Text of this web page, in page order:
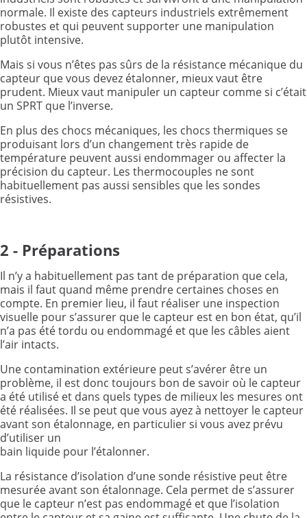
normale. Il existe des capteurs industriels extrêmement
robustes et qui peuvent supporter une manipulation
plutôt intensive.
Mais si vous n’êtes pas sûrs de la résistance mécanique du
capteur que vous devez étalonner, mieux vaut être
prudent. Mieux vaut manipuler un capteur comme si c’était
un SPRT que l’inverse.
En plus des chocs mécaniques, les chocs thermiques se
produisant lors d’un changement très rapide de
température peuvent aussi endommager ou affecter la
précision du capteur. Les thermocouples ne sont
habituellement pas aussi sensibles que les sondes
résistives.
2 - Préparations
Il n’y a habituellement pas tant de préparation que cela,
mais il faut quand même prendre certaines choses en
compte. En premier lieu, il faut réaliser une inspection
visuelle pour s’assurer que le capteur est en bon état, qu’il
n’a pas été tordu ou endommagé et que les câbles aient
l’air intacts.
Une contamination extérieure peut s’avérer être un
problème, il est donc toujours bon de savoir où le capteur
a été utilisé et dans quels types de milieux les mesures ont
été réalisées. Il se peut que vous ayez à nettoyer le capteur
avant son étalonnage, en particulier si vous avez prévu
d’utiliser un
bain liquide pour l’étalonner.
La résistance d’isolation d’une sonde résistive peut être
mesurée avant son étalonnage. Cela permet de s’assurer
que le capteur n’est pas endommagé et que l’isolation